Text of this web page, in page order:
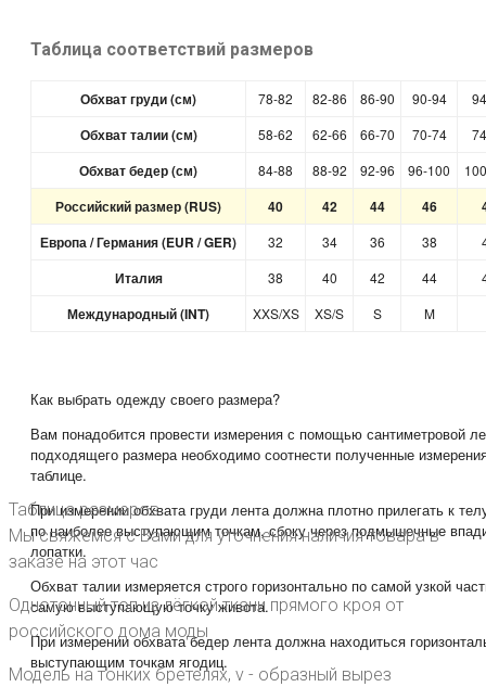
Таблица соответствий размеров
Обхват груди (см) 78-82 82-86 86-90 90-94
Обхват талии (см) 58-62 62-66 66-70 70-74
Обхват бедер (см) 84-88 88-92 92-96 96-100
Российский размер (RUS) 40 42 44 46
Европа / Германия (EUR / GER)
32 34 36 38
Италия 38 40 42 44
Международный (INT) XXS/XS XS/S S M
Как выбрать одежду своего размера?
Вам понадобится провести измерения с помощью сантиметровой
подходящего размера необходимо соотнести полученные
таблице.
При измерении обхвата груди лента должна плотно прилегать к
по наиболее выступающим точкам, сбоку через подмышечные
лопатки.
Обхват талии измеряется строго горизонтально по самой узкой
самую выступающую точку живота.
При измерении обхвата бедер лента должна находиться
выступающим точкам ягодиц.
Таблица размеров
Мы свяжемся с Вами для уточнения наличия товара в
заказе на этот час
Однотонный топ из лёгкой ткани прямого кроя от
российского дома моды
Модель на тонких бретелях, v - образный вырез